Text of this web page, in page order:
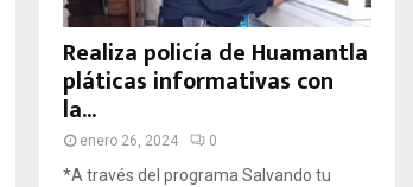
Realiza policía de Huamantla
pláticas informativas con
la...
enero 26, 2024 0
*A través del programa Salvando tu